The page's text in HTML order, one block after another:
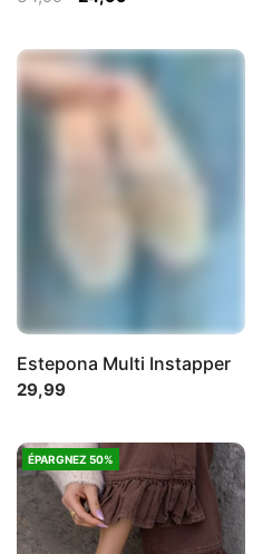
Estepona Multi Instapper
29,99
ÉPARGNEZ 50%